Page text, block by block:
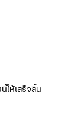
ให้เสร็จสิ้น